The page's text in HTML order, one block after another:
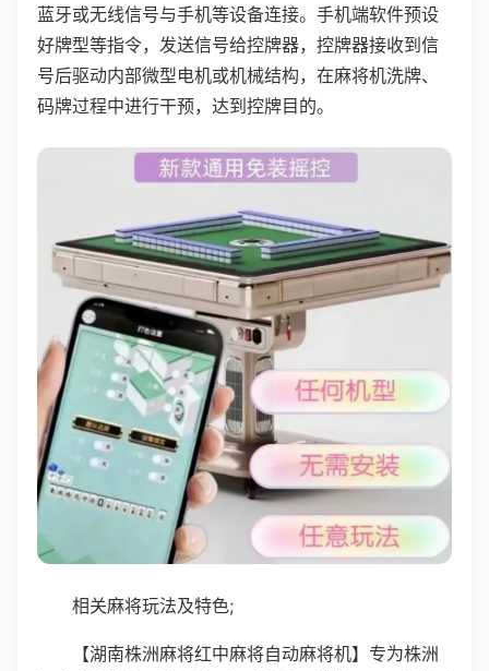
蓝牙或无线信号与手机等设备连接。手机端软件预设
好牌型等指令，发送信号给控牌器，控牌器接收到信
号后驱动内部微型电机或机械结构，在麻将机洗牌、
码牌过程中进行干预，达到控牌目的。
相关麻将玩法及特色;
【湖南株洲麻将红中麻将自动麻将机】专为株洲